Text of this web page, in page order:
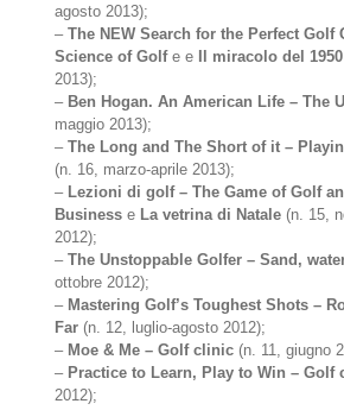
agosto 2013);
–The NEW Search for the Perfect Golf
Science of Golfe e Il miracolo del 1950
2013);
– Ben Hogan. An American Life – The
maggio 2013);
–The Long and The Short of it –
(n. 16, marzo-aprile 2013);
– Lezioni di golf – The Game of Golf
Business e La vetrina di Natale (n. 15,
2012);
–The Unstoppable Golfer – Sand,
ottobre 2012);
– Mastering Golf’s Toughest Shots –
Far (n. 12, luglio-agosto 2012);
– Moe & Me – Golf clinic (n. 11, giugno
– Practice to Learn, Play to Win – Golf
2012);